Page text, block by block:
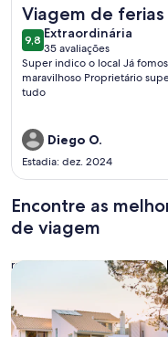
Viagem de ferias
9,89,8 de 10
Extraordinária
extraordinária
35 avaliações
(35
avaliações)
Super indico o local Já
maravilhoso Proprietário
tudo
Diego O.
Estadia: dez. 2024
Encontre as
de viagem
Busque casas